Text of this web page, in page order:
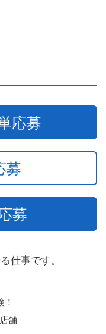
応募
募
募
仕事です。
舗